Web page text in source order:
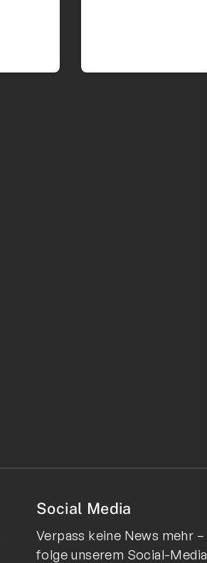
Social Media
Verpass keine News mehr –
folge unserem Social-Media